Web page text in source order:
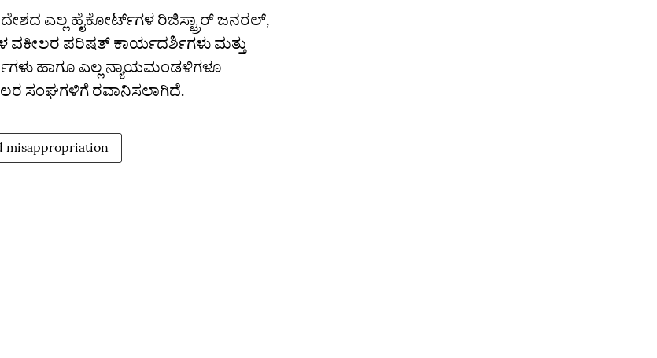
ಎಲ್ಲ ಹೈಕೋರ್ಟ್‌ಗಳ ರಿಜಿಸ್ಟ್ರಾರ್‌ ಜನರಲ್‌,
ವಕೀಲರ ಪರಿಷತ್‌ ಕಾರ್ಯದರ್ಶಿಗಳು ಮತ್ತು
ಹಾಗೂ ಎಲ್ಲ ನ್ಯಾಯಮಂಡಳಿಗಳೂ
ಸಂಘಗಳಿಗೆ ರವಾನಿಸಲಾಗಿದೆ.
misappropriation